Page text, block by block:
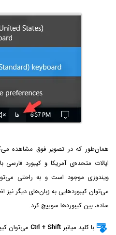
همان‌طور که در تصویر فوق مشاهده
ایالات متحده‌ی آمریکا و کیبورد فارسی
ویندوزی موجود است و به راحتی
می‌توان کیبوردهایی به زبان‌های دیگر نیز
ساده، بین کیبوردها سوییچ کرد.
با کلید میانبر Ctrl + Shift می‌توان